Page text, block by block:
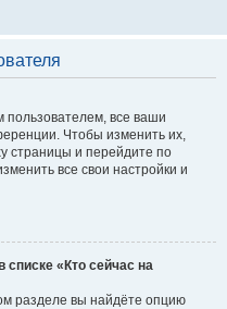
пользователем, все ваши
Чтобы изменить их,
страницы и перейдите по
все свои настройки и
списке «Кто сейчас на
разделе вы найдёте опцию